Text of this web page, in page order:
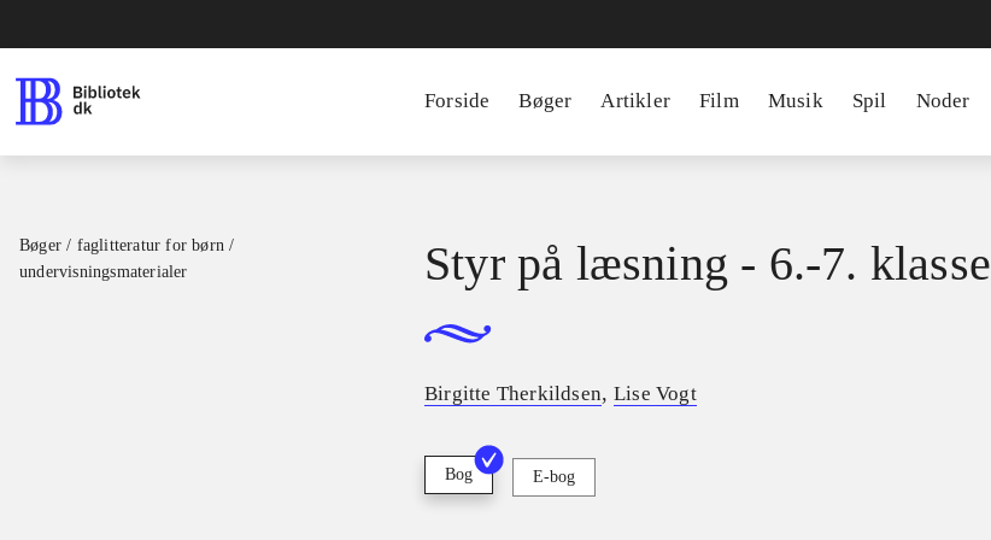
Forside Bøger Artikler Film Musik Spil Noder
Bøger / faglitteratur for børn /
undervisningsmaterialer
Styr på læsning - 6.-7. klasse
Birgitte Therkildsen, Lise Vogt
Bog E-bog